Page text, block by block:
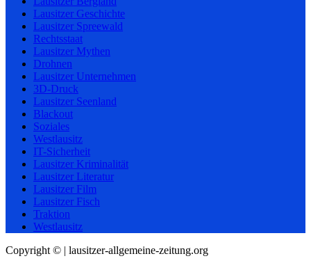
Lausitzer Geschichte
Lausitzer Spreewald
Rechtsstaat
Lausitzer Mythen
Drohnen
Lausitzer Unternehmen
3D-Druck
Lausitzer Seenland
Blackout
Soziales
Westlausitz
IT-Sicherheit
Lausitzer Kriminalität
Lausitzer Literatur
Lausitzer Film
Lausitzer Fisch
Traktion
Westlausitz
Copyright © | lausitzer-allgemeine-zeitung.org